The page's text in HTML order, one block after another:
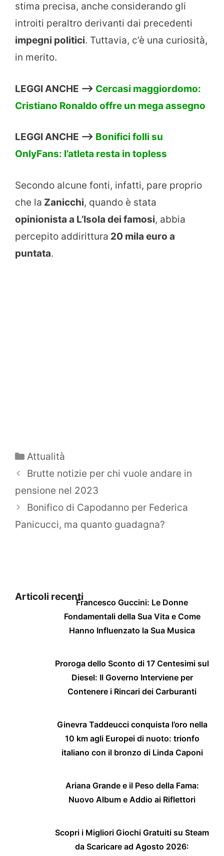
stima precisa, anche considerando gli
introiti peraltro derivanti dai precedenti
impegni politici. Tuttavia, c’è una curiosità,
in merito.
LEGGI ANCHE –> Cercasi maggiordomo:
Cristiano Ronaldo offre un mega assegno
LEGGI ANCHE –> Bonifici folli su
OnlyFans: l’atleta resta in topless
Secondo alcune fonti, infatti, pare proprio
che la Zanicchi, quando è stata
opinionista a L’Isola dei famosi, abbia
percepito addirittura 20 mila euro a
puntata.
Categorie
Attualità
Brutte notizie per chi vuole andare in
pensione nel 2023
Bonifico di Capodanno per Federica
Panicucci, ma quanto guadagna?
Articoli recentiFrancesco Guccini: Le Donne
Fondamentali della Sua Vita e Come
Hanno Influenzato la Sua Musica
Proroga dello Sconto di 17 Centesimi sul
Diesel: Il Governo Interviene per
Contenere i Rincari dei Carburanti
Ginevra Taddeucci conquista l’oro nella
10 km agli Europei di nuoto: trionfo
italiano con il bronzo di Linda Caponi
Ariana Grande e il Peso della Fama:
Nuovo Album e Addio ai Riflettori
Scopri i Migliori Giochi Gratuiti su Steam
da Scaricare ad Agosto 2026: